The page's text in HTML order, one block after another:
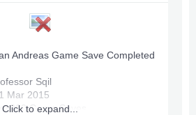
Andreas Game Save Completed
Sqil
Mar 2015
Game Saves
Click to expand...